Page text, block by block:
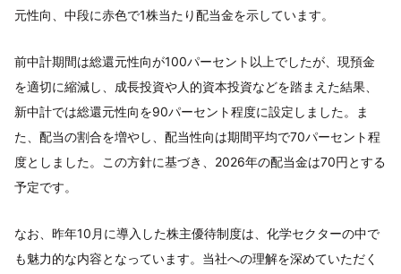
元性向、中段に赤色で1株当たり配当金を示しています。
前中計期間は総還元性向が100パーセント以上でしたが、現預金
を適切に縮減し、成長投資や人的資本投資などを踏まえた結果、
新中計では総還元性向を90パーセント程度に設定しました。ま
た、配当の割合を増やし、配当性向は期間平均で70パーセント程
度としました。この方針に基づき、2026年の配当金は70円とする
予定です。
なお、昨年10月に導入した株主優待制度は、化学セクターの中で
も魅力的な内容となっています。当社への理解を深めていただく